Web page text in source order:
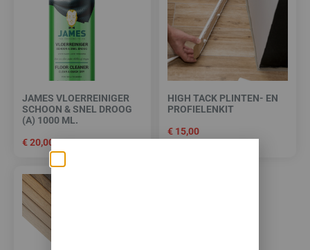
JAMES VLOERREINIGER
SCHOON & SNEL DROOG
(A) 1000 ML.
€20,00
HIGH TACK PLINTEN- EN
PROFIELENKIT
€ 15,00